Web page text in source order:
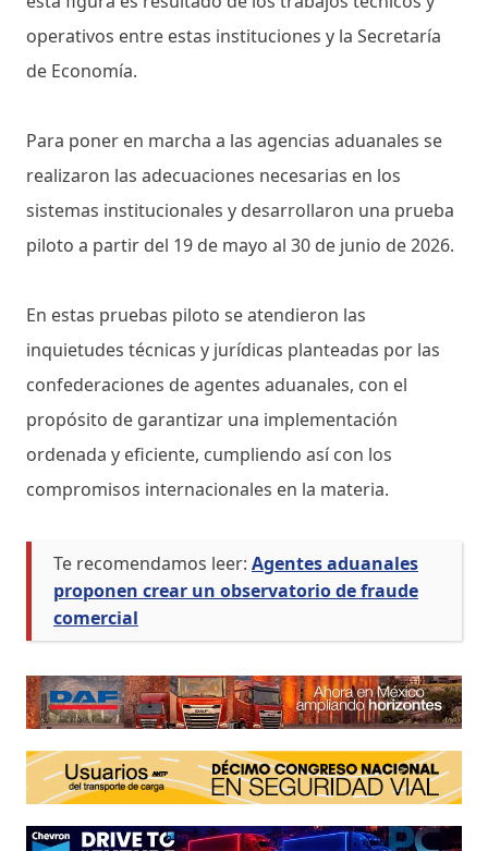
operativos entre estas instituciones y la Secretaría
de Economía.
Para poner en marcha a las agencias aduanales se
realizaron las adecuaciones necesarias en los
sistemas institucionales y desarrollaron una prueba
piloto a partir del 19 de mayo al 30 de junio de 2026.
En estas pruebas piloto se atendieron las
inquietudes técnicas y jurídicas planteadas por las
confederaciones de agentes aduanales, con el
propósito de garantizar una implementación
ordenada y eficiente, cumpliendo así con los
compromisos internacionales en la materia.
Te recomendamos leer: Agentes aduanales
proponen crear un observatorio de fraude
comercial